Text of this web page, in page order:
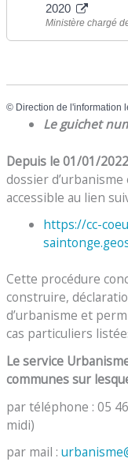
2020
Ministère chargé
© Direction de l'information
Le guichet
Depuis le 01/01/2022
dossier
accessible au lien
https://cc-
Cette procédure
construire,
d’urbanisme et
cas particuliers
Le service
communes sur
par téléphone : 05
midi)
par mail :